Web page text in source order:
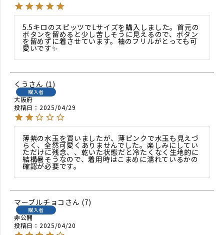
5.5キロのスピッツでLサイズを購入しました。首元の
ボタンを留めると少し苦しそうに見えるので、ボタン
を留めずに着させています。袖のフリルがとっても可
愛いです✨
くう 1
購入者
大阪府
投稿日
2025/04/29
薄紫の水玉を買いましたが、薄ピンクで水玉も見えづ
らく、全然可愛くありませんでした。楽しみにしてい
ただけに残念、、乾いた状態だと冷たくなく生地的に
結構暑そうなので、着用時はこまめに濡れているかの
確認が必要です。
マーブルチョコ 7
購入者
非公開
投稿日
2025/04/20